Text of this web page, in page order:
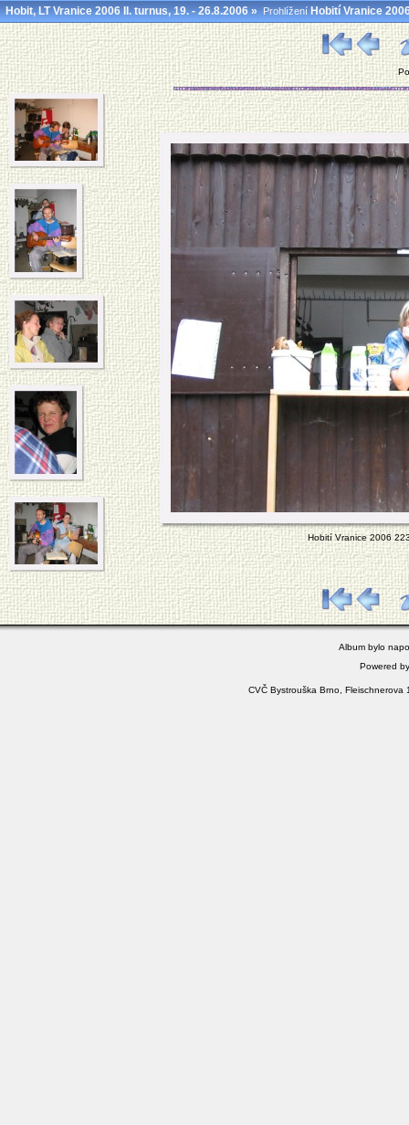
Hobit, LT Vranice 2006 II. turnus, 19. - 26.8.2006»ProhlíženíHobití Vranice
Hobití Vranice 2006
Album bylo
Powered
CVČ Bystrouška Brno,